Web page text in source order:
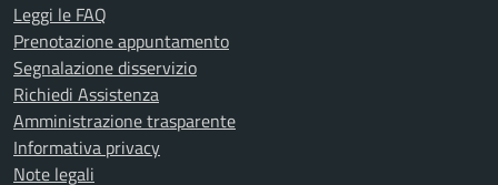
Leggi le FAQ
Prenotazione appuntamento
Segnalazione disservizio
Richiedi Assistenza
Amministrazione trasparente
Informativa privacy
Note legali